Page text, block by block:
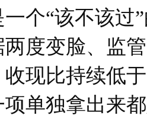
个“该不该过
度变脸、监
现比持续低
单独拿出来都